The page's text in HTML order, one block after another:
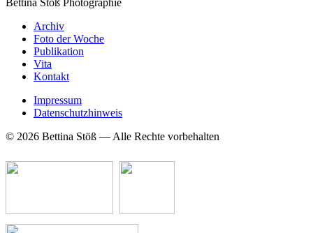
Bettina Stöß Photographie
Archiv
Foto der Woche
Publikation
Vita
Kontakt
Impressum
Datenschutzhinweis
© 2026 Bettina Stöß — Alle Rechte vorbehalten